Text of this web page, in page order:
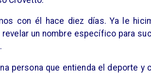
con él hace diez días. Ya le
revelar un nombre específico para
persona que entienda el deporte y